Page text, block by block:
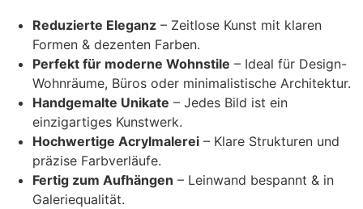
Reduzierte Eleganz – Zeitlose Kunst mit klaren
Formen & dezenten Farben.
Perfekt für moderne Wohnstile – Ideal für Design-
Wohnräume, Büros oder minimalistische Architektur.
Handgemalte Unikate – Jedes Bild ist ein
einzigartiges Kunstwerk.
Hochwertige Acrylmalerei – Klare Strukturen und
präzise Farbverläufe.
Fertig zum Aufhängen – Leinwand bespannt & in
Galeriequalität.